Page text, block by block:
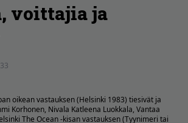
voittajia ja
oikean vastauksen (Helsinki 1983) tiesivät ja
Korhonen, Nivala Katleena Luokkala, Vantaa
The Ocean -kisan vastauksen (Tyynimeri tai